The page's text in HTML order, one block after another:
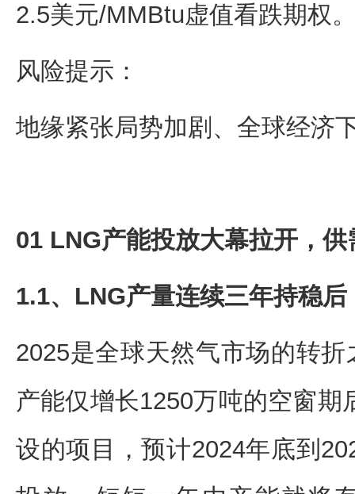
2.5美元/MMBtu虚值看跌期权
风险提示：
地缘紧张局势加剧、全球经济
01 LNG产能投放大幕拉开，
1.1、LNG产量连续三年持稳
2025是全球天然气市场的转
产能仅增长1250万吨的空窗
设的项目，预计2024年底到